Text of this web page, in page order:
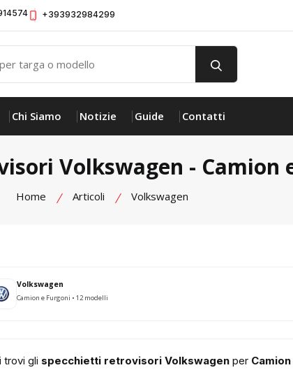
+393932984299
Chi Siamo Notizie Guide Contatti
Volkswagen - Camion
Home Articoli Volkswagen
Volkswagen
Camion e Furgoni • 12 modelli
trovi gli specchietti retrovisori Volkswagen per